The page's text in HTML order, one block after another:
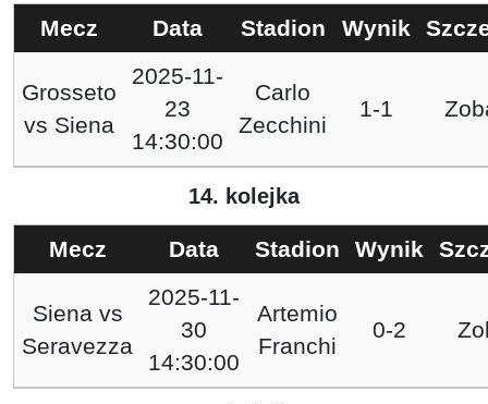
Mecz Data Stadion Wynik
Grosseto
vs Siena
2025-11-
23
14:30:00
Carlo
Zecchini
1-1
14. kolejka
Mecz Data Stadion Wynik
Sienavs
Seravezza
2025-11-
30
14:30:00
Artemio
Franchi
0-2